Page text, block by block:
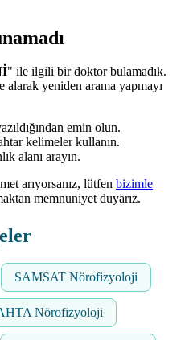
" ile ilgili bir doktor bulamadık.
yeniden arama yapmayı
emin olun.
kelimeler kullanın.
alanı arayın.
arıyorsanız, lütfen bizimle
memnuniyet duyarız.
SAMSAT Nörofizyoloji
Nörofizyoloji